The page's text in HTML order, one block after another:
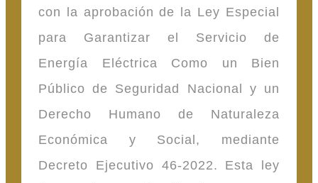
con la aprobación de la Ley Especial
para Garantizar el Servicio de
Energía Eléctrica Como un Bien
Público de Seguridad Nacional y un
Derecho Humano de Naturaleza
Económica y Social, mediante
Decreto Ejecutivo 46-2022. Esta ley